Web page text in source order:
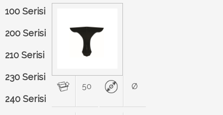
100 Serisi
200 Serisi
210 Serisi
230 Serisi
240 Serisi
50 Ø